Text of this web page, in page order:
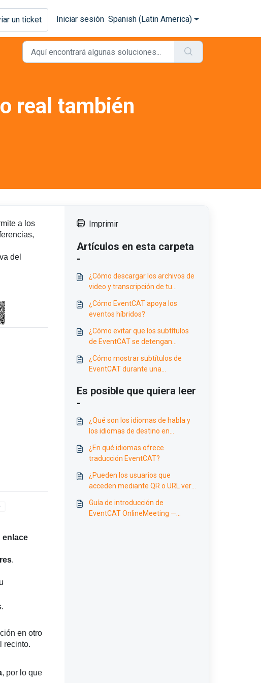
un ticket Iniciar sesión Spanish (Latin America)
real también
a los
del
enlace
.
en otro
recinto.
, por lo que
Imprimir
Artículos en esta carpeta
-
¿Cómo descargar los archivos de
video y transcripción de tu
¿Cómo EventCAT apoya los
eventos híbridos?
¿Cómo evitar que los subtítulos
de EventCAT se detengan
¿Cómo mostrar subtítulos de
EventCAT durante una
Es posible que quiera leer
-
¿Qué son los idiomas de habla y
los idiomas de destino en
¿En qué idiomas ofrece
traducción EventCAT?
¿Pueden los usuarios que
acceden mediante QR o URL ver
Guía de introducción de
EventCAT OnlineMeeting —